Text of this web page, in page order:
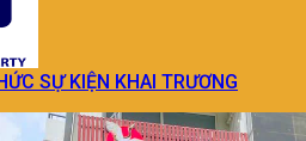
SỰ KIỆN KHAI TRƯƠNG